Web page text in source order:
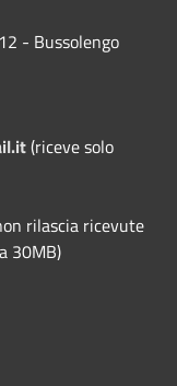
- Bussolengo
(riceve solo
rilascia ricevute
30MB)